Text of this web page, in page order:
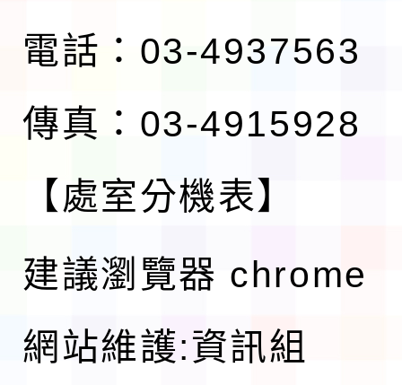
電話：03-4937563
傳真：03-4915928
【處室分機表】
建議瀏覽器 chrome
網站維護:資訊組